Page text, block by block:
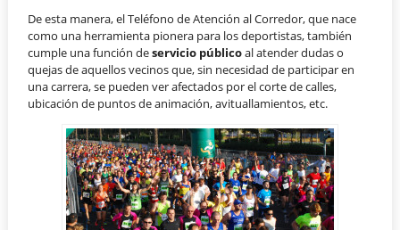
De esta manera, el Teléfono de Atención al Corredor, que nace
como una herramienta pionera para los deportistas, también
cumple una función deservicio públicoal atender dudas o
quejas de aquellos vecinos que, sin necesidad de participar en
una carrera, se pueden ver afectados por el corte de calles,
ubicación de puntos de animación, avituallamientos, etc.